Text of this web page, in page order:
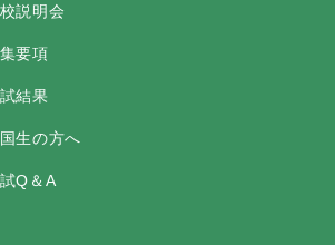
説明会
要項
結果
生の方へ
Q＆A